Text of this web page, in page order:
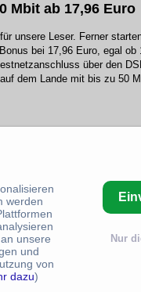
Mbit ab 17,96 Euro
unsere Leser. Ferner
bei 17,96 Euro, egal ob
über den
dem Lande mit bis zu 50
werden
unsere
und
von
dazu)
Nur